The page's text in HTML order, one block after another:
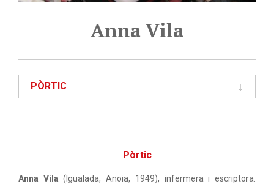
Anna Vila
PÒRTIC
Pòrtic
Anna Vila (Igualada, Anoia, 1949), infermera i escriptora.